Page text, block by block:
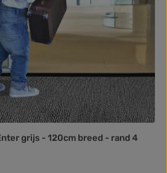
grijs - 120cm breed - rand 4